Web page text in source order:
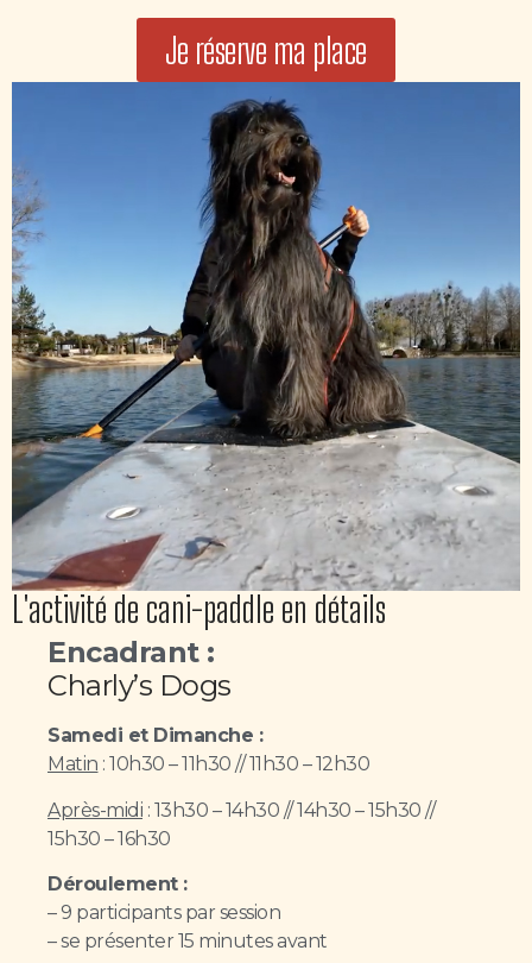
Je réserve ma place
L'activité de cani-paddle en détails
Encadrant :
Charly’s Dogs
Samedi et Dimanche :
Matin : 10h30 – 11h30 // 11h30 – 12h30
Après-midi : 13h30 – 14h30 // 14h30 – 15h30 //
15h30 – 16h30
Déroulement :
– 9 participants par session
– se présenter 15 minutes avant